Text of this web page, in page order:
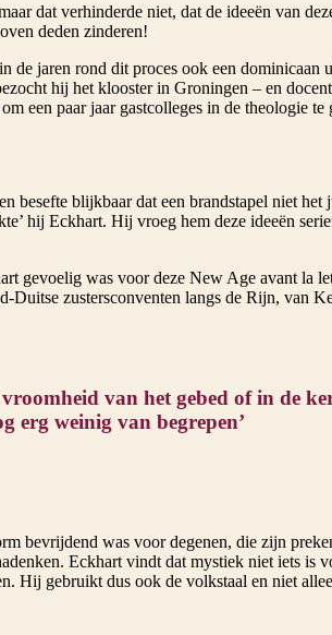
dat verhinderde niet, dat de ideeën van
deden zinderen!
de jaren rond dit proces ook een dominicaan
hij het klooster in Groningen – en
een paar jaar gastcolleges in de theologie
besefte blijkbaar dat een brandstapel niet het
hij Eckhart. Hij vroeg hem deze ideeën
gevoelig was voor deze New Age avant la
Duitse zustersconventen langs de Rijn, van
van het gebed of in de
erg weinig van begrepen’
bevrijdend was voor degenen, die zijn
Eckhart vindt dat mystiek niet iets is
Hij gebruikt dus ook de volkstaal en niet